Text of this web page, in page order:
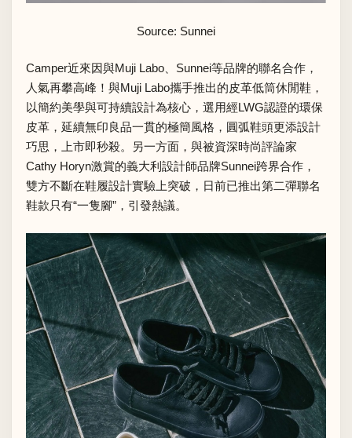
Source: Sunnei
Camper近來因與Muji Labo、Sunnei等品牌的聯名合作，
人氣再攀高峰！與Muji Labo攜手推出的皮革低筒休閒鞋，
以簡約美學與可持續設計為核心，選用經LWG認證的環保
皮革，延續無印良品一貫的極簡風格，圓弧鞋頭更添設計
巧思，上市即秒殺。另一方面，與被資深時尚評論家
Cathy Horyn激賞的義大利設計師品牌Sunnei跨界合作，
雙方不斷在鞋履設計實驗上突破，日前已推出第二彈聯名
鞋款只有“一隻腳”，引發熱議。